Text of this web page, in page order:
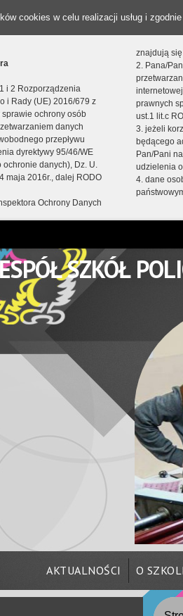
cookies w celu realizacji usług i
i 2 Rozporządzenia
i Rady (UE) 2016/679 z
ochrony osób
danych
przepływu
dyrektywy 95/46/WE
danych), Dz. U.
maja 2016r., dalej RODO
Ochrony Danych
znajdują
2. Pana/
prawnych
ust.1 lit.c
3. jeżeli
będącego
Pan/Pani
udzielenia
4. dane
SZKÓŁ
AKTUALNOŚCI O